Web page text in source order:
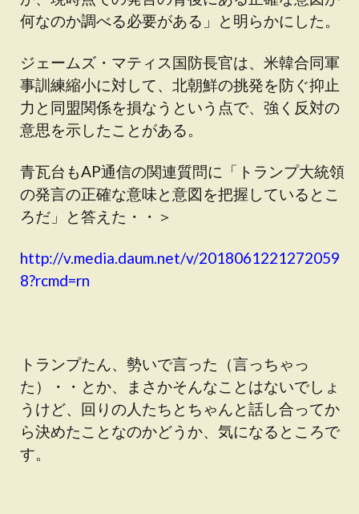
何なのか調べる必要がある」と明らかにした。
ジェームズ・マティス国防長官は、米韓合同軍
事訓練縮小に対して、北朝鮮の挑発を防ぐ抑止
力と同盟関係を損なうという点で、強く反対の
意思を示したことがある。
青瓦台もAP通信の関連質問に「トランプ大統領
の発言の正確な意味と意図を把握しているとこ
ろだ」と答えた・・＞
http://v.media.daum.net/v/2018061221272059
8?rcmd=rn
トランプたん、勢いで言った（言っちゃっ
た）・・とか、まさかそんなことはないでしょ
うけど、回りの人たちとちゃんと話し合ってか
ら決めたことなのかどうか、気になるところで
す。